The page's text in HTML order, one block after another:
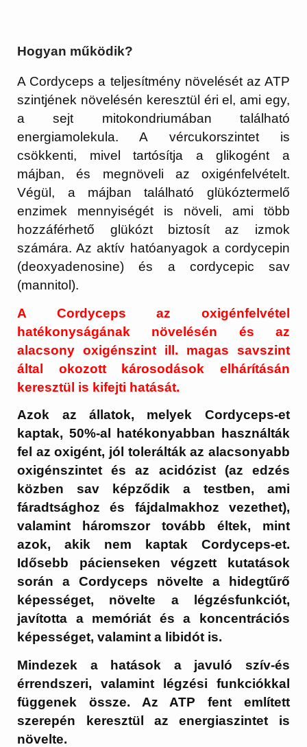
Hogyan működik?
A Cordyceps a teljesítmény növelését az ATP
szintjének növelésén keresztül éri el, ami egy,
a sejt mitokondriumában található
energiamolekula. A vércukorszintet is
csökkenti, mivel tartósítja a glikogént a
májban, és megnöveli az oxigénfelvételt.
Végül, a májban található glükóztermelő
enzimek mennyiségét is növeli, ami több
hozzáférhető glükózt biztosít az izmok
számára. Az aktív hatóanyagok a cordycepin
(deoxyadenosine) és a cordycepic sav
(mannitol).
A Cordyceps az oxigénfelvétel
hatékonyságának növelésén és az
alacsony oxigénszint ill. magas savszint
által okozott károsodások elhárításán
keresztül is kifejti hatását.
Azok az állatok, melyek Cordyceps-et
kaptak, 50%-al hatékonyabban használták
fel az oxigént, jól tolerálták az alacsonyabb
oxigénszintet és az acidózist (az edzés
közben sav képződik a testben, ami
fáradtsághoz és fájdalmakhoz vezethet),
valamint háromszor tovább éltek, mint
azok, akik nem kaptak Cordyceps-et.
Idősebb pácienseken végzett kutatások
során a Cordyceps növelte a hidegtűrő
képességet, növelte a légzésfunkciót,
javította a memóriát és a koncentrációs
képességet, valamint a libidót is.
Mindezek a hatások a javuló szív-és
érrendszeri, valamint légzési funkciókkal
függenek össze. Az ATP fent említett
szerepén keresztül az energiaszintet is
növelte.